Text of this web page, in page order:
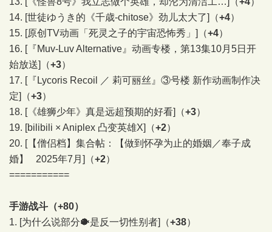
14. [世徒ゆうき的《千歳-chitose》劲儿太大了] （+4）
15. [原创TV动画「死灵之子的宇宙恐怖秀」] （+4）
16. [『Muv-Luv Alternative』动画专楼，第13集10月5日开
始放送]
（+3）
17. [『Lycoris Recoil ／ 莉可丽丝』③号楼 新作动画制作决
定]
（+3）
18. [《雄狮少年》真是远超预期的好看] （+3）
19. [bilibili × Aniplex 凸变英雄X] （+2）
20. [【僧侣档】集合帖：【做到怀孕为止的婚姻／奉子成
婚】 2025年7月]
（+2）
===========
手游战斗（+80）
1. [为什么说部分🐡是反一切性别者] （+38）